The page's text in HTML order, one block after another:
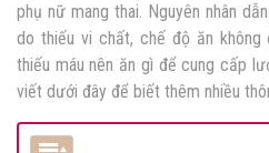
phụ nữ mang thai. Nguyên nhân
do thiếu vi chất, chế độ ăn không
thiếu máu nên ăn gì để cung cấp
viết dưới đây để biết thêm nhiều